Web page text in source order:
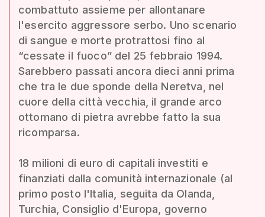
combattuto assieme per allontanare
l'esercito aggressore serbo. Uno scenario
di sangue e morte protrattosi fino al
“cessate il fuoco” del 25 febbraio 1994.
Sarebbero passati ancora dieci anni prima
che tra le due sponde della Neretva, nel
cuore della città vecchia, il grande arco
ottomano di pietra avrebbe fatto la sua
ricomparsa.
18 milioni di euro di capitali investiti e
finanziati dalla comunità internazionale (al
primo posto l'Italia, seguita da Olanda,
Turchia, Consiglio d'Europa, governo